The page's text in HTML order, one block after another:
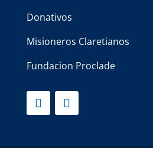
Donativos
Misioneros Claretianos
Fundacion Proclade